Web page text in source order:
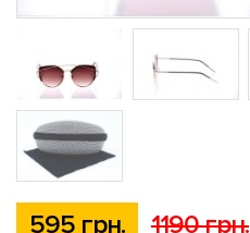
595 грн. 1190 грн.